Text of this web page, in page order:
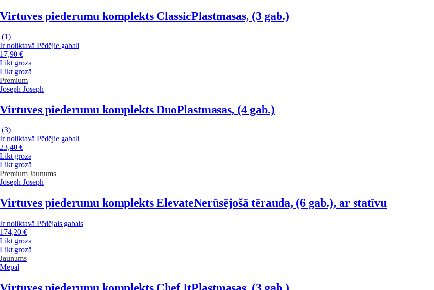
Virtuves piederumu komplekts ClassicPlastmasas, (3 gab.)
(1)
Ir noliktavā Pēdējie gabali
17,90 €
Likt grozā
Likt grozā
Premium
Joseph Joseph
Virtuves piederumu komplekts DuoPlastmasas, (4 gab.)
(3)
Ir noliktavā Pēdējie gabali
23,40 €
Likt grozā
Likt grozā
Premium Jaunums
Joseph Joseph
Virtuves piederumu komplekts ElevateNerūsējošā tērauda, (6 gab.), ar statīvu
Ir noliktavā Pēdējais gabals
174,20 €
Likt grozā
Likt grozā
Jaunums
Mepal